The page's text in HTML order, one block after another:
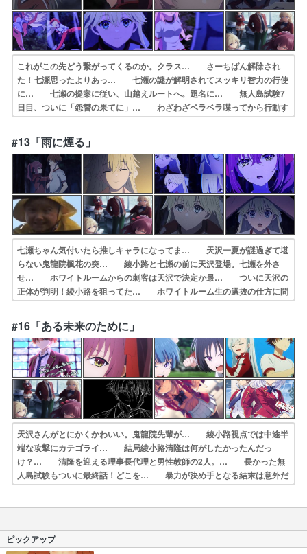
これがこの先どう繋がってくるのか。クラス… さーちばん解除され
た！七瀬思ったよりあっ… 七瀬の謎が解明されてスッキリ智力の行使
に… 七瀬の提案に従い、山越えルートへ。題名に… 無人島試験7
日目、ついに「怨讐の果てに」… わざわざベラベラ喋ってから行動す
る時点で… 可愛いからね退学なんて勿体ない武力も綾小… ようや
く話が大きく動いた。そういう作品だ… 「ぐへへ...」その2私に乱暴
する気でし… 通常モードとバーサーカーモードあるからや…
#13「雨に煙る」
七瀬ちゃん気付いたら推しキャラになってま… 天沢一夏が謎過ぎて堪
らない鬼龍院楓花の突… 綾小路と七瀬の前に天沢登場。七瀬を外さ
せ… ホワイトルームからの刺客は天沢で決定か最… ついに天沢の
正体が判明！綾小路を狙ってた… ホワイトルーム生の選抜の仕方に問
題があっ… ホワイトルームからの刺客っておまえじゃな… メスガ
キちゃんかわいいよメスガキちゃん綾… 綾小路の忠犬かわいいね誰だ
よこんな良い子… 自らホワイトルーム生と明かした天沢に対し…
#16「ある未来のために」
天沢さんがとにかくかわいい。鬼龍院先輩が… 綾小路視点では中途半
端な攻撃にカテゴライ… 結局綾小路清隆は何がしたかったんだっ
け？… 清隆を迎える理事長代理と男性教師の2人。… 長かった無
人島試験もついに最終話！どこを… 暴力が決め手となる結末は意外だ
った進級に… 大人がシャシャリ出てくるとは…伊吹だけ得… 無人
ピックアップ